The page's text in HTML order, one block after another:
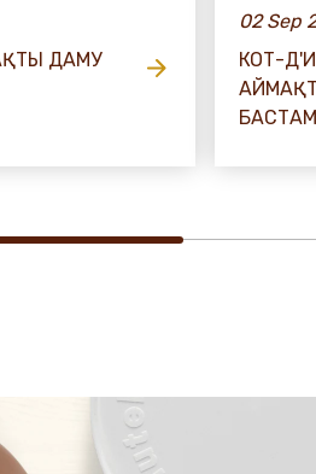
ДАМУ
02 Sep
КОТ-